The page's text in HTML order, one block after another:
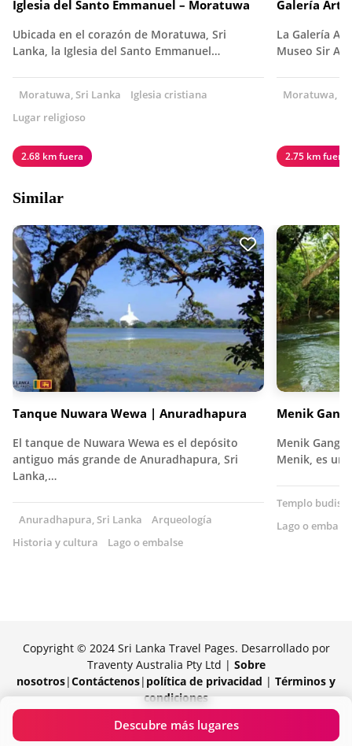
Descubre más lugares
Iglesia del Santo Emmanuel – Moratuwa
Ubicada en el corazón de Moratuwa, Sri
Lanka, la Iglesia del Santo Emmanuel…
Moratuwa, Sri Lanka
Iglesia cristiana
Lugar religioso
2.68 km fuera
Galería
La Galería
Museo Sir
Moratuwa,
2.75 km fuera
Similar
Tanque Nuwara Wewa | Anuradhapura
El tanque de Nuwara Wewa es el depósito
antiguo más grande de Anuradhapura, Sri
Lanka,…
Anuradhapura, Sri Lanka
Arqueología
Historia y cultura
Lago o embalse
Menik
Menik
Menik, es un
Templo budista
Lago o embalse
Copyright © 2024 Sri Lanka Travel Pages. Desarrollado por
Traventy Australia Pty Ltd | Sobre
nosotros|Contáctenos| política de privacidad | Términos y
condiciones
Orgullosamente impulsado por Traventy